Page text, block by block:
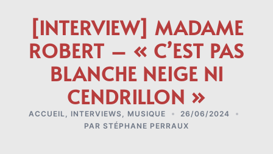
[INTERVIEW] MADAME
ROBERT – « C’EST PAS
BLANCHE NEIGE NI
CENDRILLON »
ACCUEIL INTERVIEWS MUSIQUE
26/06/2024
PAR STÉPHANE PERRAUX